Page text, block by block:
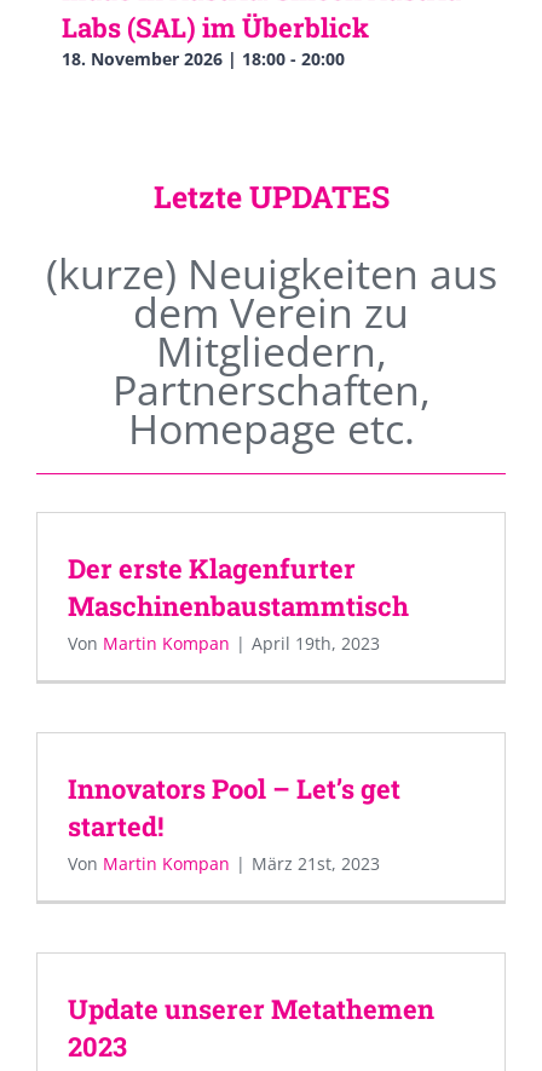
Labs (SAL) im Überblick
18. November 2026 | 18:00 - 20:00
Letzte UPDATES
(kurze) Neuigkeiten aus
dem Verein zu
Mitgliedern,
Partnerschaften,
Homepage etc.
Der erste Klagenfurter
Maschinenbaustammtisch
Von Martin Kompan | April 19th, 2023
Innovators Pool – Let’s get
started!
Von Martin Kompan | März 21st, 2023
Update unserer Metathemen
2023